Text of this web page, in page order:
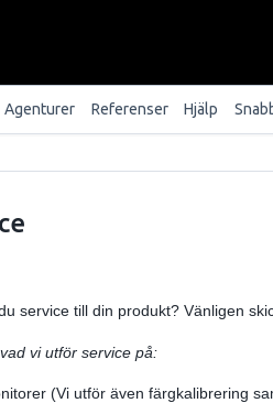
Agenturer Referenser Hjälp
service till din produkt? Vänligen
vi utför service på:
(Vi utför även färgkalibrering